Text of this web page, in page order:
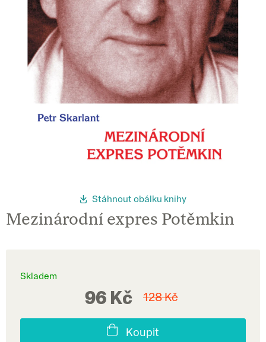
Stáhnout obálku knihy
Mezinárodní expres Potěmkin
Skladem
128 Kč
96 Kč
Koupit